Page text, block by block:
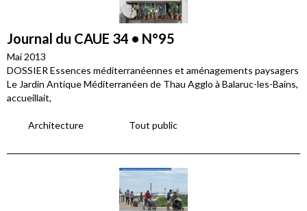
Journal du CAUE 34 • N°95
Mai 2013
DOSSIER Essences méditerranéennes et aménagements paysagers
Le Jardin Antique Méditerranéen de Thau Agglo à Balaruc-les-Bains,
accueillait,
Architecture Tout public